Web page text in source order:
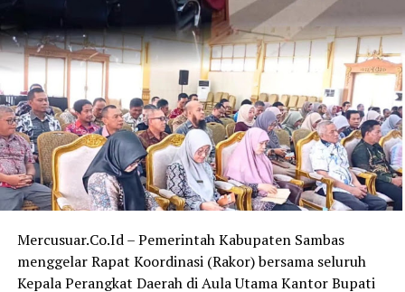
sumber daya manusia, tidak saja secara akademik, namun
harus diselaraskan dengan bekal ilmu agama,”
sambungnya.
Selain memberikan apresiasi, Ferdinad juga mengajak
seluruh pihak untuk bersama-sama menjaga suasana
kondusif selama pelaksanaan MTQ yang berlangsung
kurang lebih selama tujuh hari.
“Saya berharap panitia, peserta, serta seluruh lapisan
masyarakat di Desa Sededong dapat bersama-sama
menjaga keamanan dan kenyamanan selama kegiatan
MTQ ini berlangsung,” tutupnya.
Mercusuar.Co.Id – Pemerintah Kabupaten Sambas
menggelar Rapat Koordinasi (Rakor) bersama seluruh
Kepala Perangkat Daerah di Aula Utama Kantor Bupati